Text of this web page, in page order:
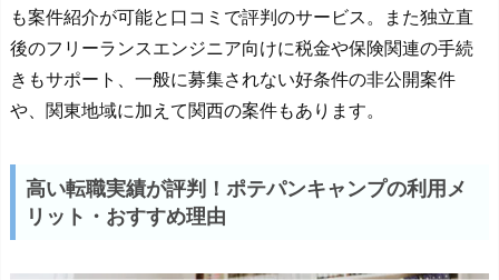
も案件紹介が可能と口コミで評判のサービス。また独立直
後のフリーランスエンジニア向けに税金や保険関連の手続
きもサポート、一般に募集されない好条件の非公開案件
や、関東地域に加えて関西の案件もあります。
高い転職実績が評判！ポテパンキャンプの利用メ
リット・おすすめ理由